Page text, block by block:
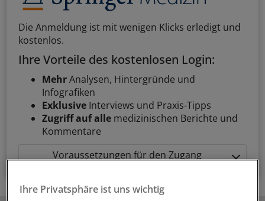
Die Anmeldung ist mit wenigen Klicks erledigt und
kostenlos.
Ihre Vorteile des kostenlosen Login:
MehrAnalysen, Hintergründe und
Infografiken
Exklusive Interviews und Praxis-Tipps
Zugriff auf alle medizinischen Berichte und
Kommentare
Voraussetzungen für den Zugang
Ihre Privatsphäre ist uns wichtig